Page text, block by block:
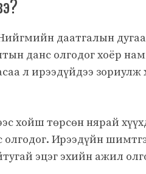
даатгалын
данс олгодог хоёр
л ирээдүйдээ
хойш төрсөн нярай
олгодог. Ирээдүйн
эцэг эхийн ажил